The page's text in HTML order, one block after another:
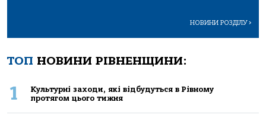
НОВИНИ РОЗДІЛУ>
ТОП НОВИНИ РІВНЕНЩИНИ:
1
Культурні заходи, які відбудуться в Рівному
протягом цього тижня